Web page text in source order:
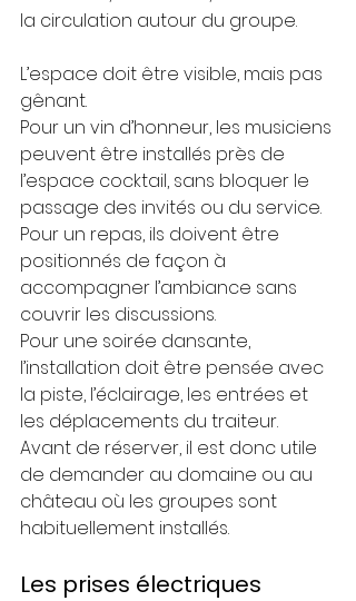
la circulation autour du groupe.
L’espace doit être visible, mais pas
gênant.
Pour un vin d’honneur, les musiciens
peuvent être installés près de
l’espace cocktail, sans bloquer le
passage des invités ou du service.
Pour un repas, ils doivent être
positionnés de façon à
accompagner l’ambiance sans
couvrir les discussions.
Pour une soirée dansante,
l’installation doit être pensée avec
la piste, l’éclairage, les entrées et
les déplacements du traiteur.
Avant de réserver, il est donc utile
de demander au domaine ou au
château où les groupes sont
habituellement installés.
Les prises électriques